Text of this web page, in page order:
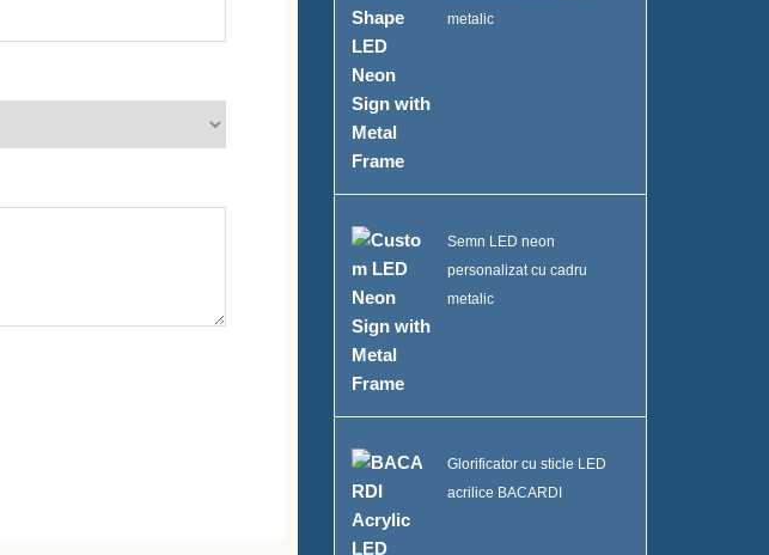
metalic
Semn LED neon
personalizat cu cadru
metalic
Glorificator cu sticle LED
acrilice BACARDI